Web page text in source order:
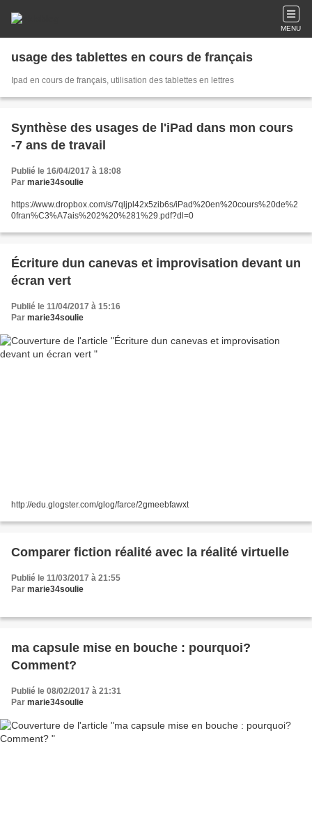
MENU
usage des tablettes en cours de français
Ipad en cours de français, utilisation des tablettes en lettres
Synthèse des usages de l'iPad dans mon cours
-7 ans de travail
Publié le 16/04/2017 à 18:08
Par marie34soulie
https://www.dropbox.com/s/7qljpl42x5zib6s/iPad%20en%20cours%20de%2
0fran%C3%A7ais%202%20%281%29.pdf?dl=0
Écriture dun canevas et improvisation devant un
écran vert
Publié le 11/04/2017 à 15:16
Par marie34soulie
http://edu.glogster.com/glog/farce/2gmeebfawxt
Comparer fiction réalité avec la réalité virtuelle
Publié le 11/03/2017 à 21:55
Par marie34soulie
ma capsule mise en bouche : pourquoi?
Comment?
Publié le 08/02/2017 à 21:31
Par marie34soulie